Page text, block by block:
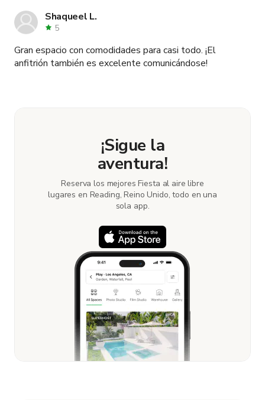
Shaqueel L.
5
Gran espacio con comodidades para casi todo. ¡El
anfitrión también es excelente comunicándose!
¡Sigue la
aventura!
Reserva los mejores Fiesta al aire libre
lugares en Reading, Reino Unido, todo en una
sola app.